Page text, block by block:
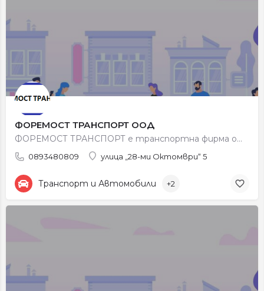
ФОРЕМОСТ ТРАНСПОРТ ООД
ФОРЕМОСТ ТРАНСПОРТ е транспортна фирма от град Петрич. Основна дейност на фирмата е сухопътен вътрешен и…
0893480809 улица „28-ми Октомври“ 5
Транспорт и Автомобили +2